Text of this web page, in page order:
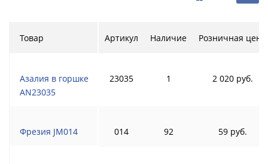
Товар
Азалия в горшке
AN23035
Фрезия JM014
Артикул Наличие Розничная цена
23035 1 2 020 руб.
014 92 59 руб.